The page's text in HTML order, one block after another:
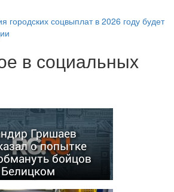
городских соцвыплат в 2026 году будет
в социальных
Гришаев
о попытке
бойцов